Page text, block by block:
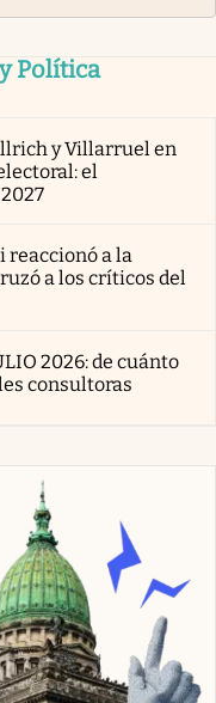
Política
y Villarruel en
el
reaccionó a la
a los críticos del
2026: de cuánto
consultoras